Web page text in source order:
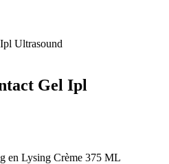
Gel Ipl